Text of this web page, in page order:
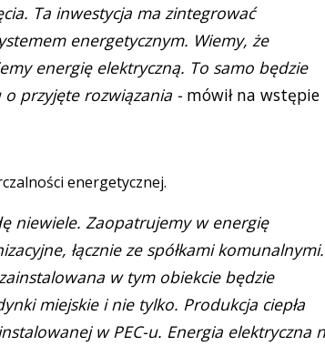
Ta inwestycja ma zintegrować
energetycznym. Wiemy, że
energię elektryczną. To samo będzie
przyjęte rozwiązania - mówił na wstępie
energetycznej.
niewiele. Zaopatrujemy w energię
łącznie ze spółkami komunalnymi.
w tym obiekcie będzie
miejskie i nie tylko. Produkcja ciepła
w PEC-u. Energia elektryczna